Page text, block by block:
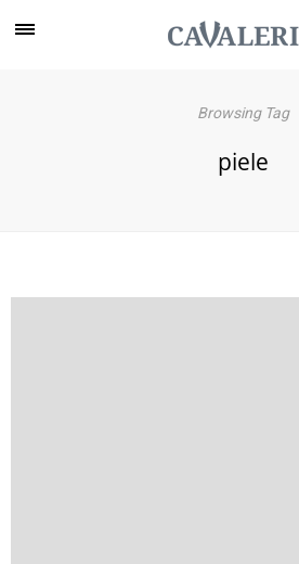
Browsing Tag
piele